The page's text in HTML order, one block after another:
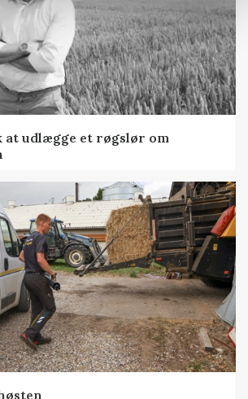
at udlægge et røgslør om